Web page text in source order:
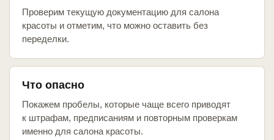
Проверим текущую документацию для салона
красоты и отметим, что можно оставить без
переделки.
Что опасно
Покажем пробелы, которые чаще всего приводят
к штрафам, предписаниям и повторным проверкам
именно для салона красоты.